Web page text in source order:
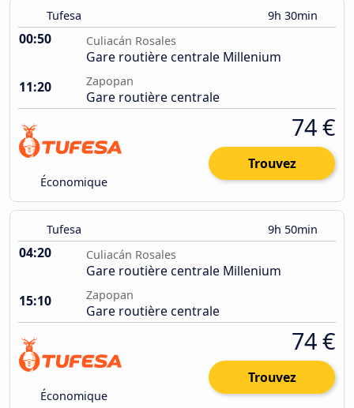
Tufesa 9h 30min
00:50 Culiacán Rosales
Gare routière centrale Millenium
11:20
Zapopan
Gare routière centrale
Économique
74 €
Trouvez
Tufesa 9h 50min
04:20 Culiacán Rosales
Gare routière centrale Millenium
15:10
Zapopan
Gare routière centrale
Économique
74 €
Trouvez